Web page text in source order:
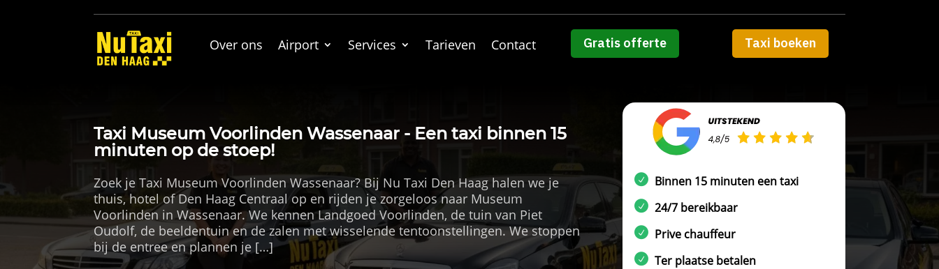
Over ons Airport Services Tarieven Contact Gratis offerte Taxi boeken
Taxi Museum Voorlinden Wassenaar - Een taxi binnen 15
minuten op de stoep!
Zoek je Taxi Museum Voorlinden Wassenaar? Bij Nu Taxi Den Haag halen we je
thuis, hotel of Den Haag Centraal op en rijden je zorgeloos naar Museum
Voorlinden in Wassenaar. We kennen Landgoed Voorlinden, de tuin van Piet
Oudolf, de beeldentuin en de zalen met wisselende tentoonstellingen. We stoppen
bij de entree en plannen je […]
Binnen 15 minuten een taxi
24/7 bereikbaar
Prive chauffeur
Ter plaatse betalen